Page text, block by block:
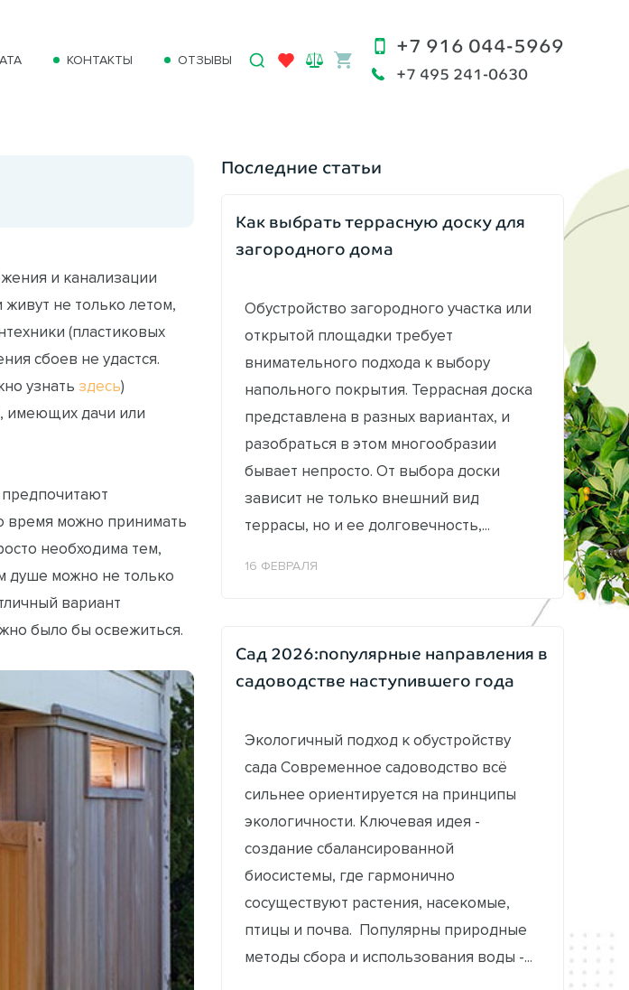
КОНТАКТЫ ОТЗЫВЫ
+7 916 044-5969
+7 495 241-0630
и канализации
не только летом,
(пластиковых
сбоев не удастся.
узнать здесь)
имеющих дачи или
время можно принимать
необходима тем,
душе можно не только
вариант
было бы освежиться.
Последние статьи
Как выбрать террасную доску для
загородного дома
Обустройство загородного участка или
открытой площадки требует
внимательного подхода к выбору
напольного покрытия. Террасная доска
представлена в разных вариантах, и
разобраться в этом многообразии
бывает непросто. От выбора доски
зависит не только внешний вид
террасы, но и ее долговечность,...
16 ФЕВРАЛЯ
Сад 2026:популярные направления в
садоводстве наступившего года
Экологичный подход к обустройству
сада Современное садоводство всё
сильнее ориентируется на принципы
экологичности. Ключевая идея -
создание сбалансированной
биосистемы, где гармонично
сосуществуют растения, насекомые,
птицы и почва. Популярны природные
методы сбора и использования воды -...